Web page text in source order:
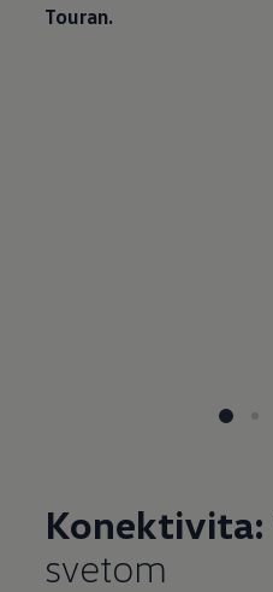
Touran.
Konektivita:
svetom